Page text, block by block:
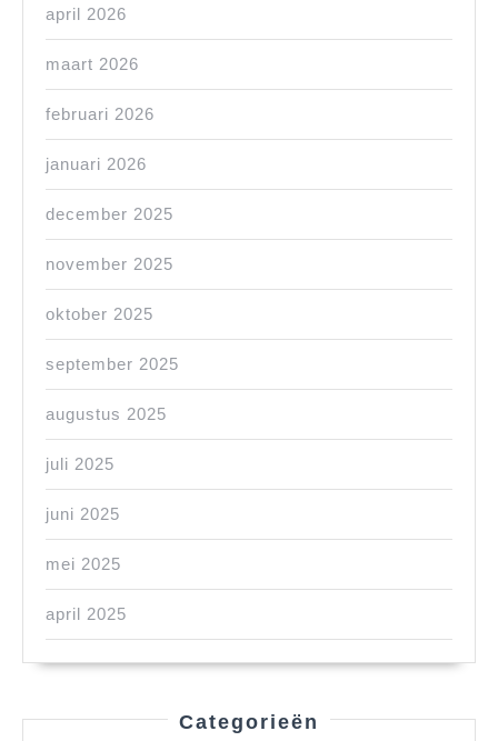
april 2026
maart 2026
februari 2026
januari 2026
december 2025
november 2025
oktober 2025
september 2025
augustus 2025
juli 2025
juni 2025
mei 2025
april 2025
Categorieën